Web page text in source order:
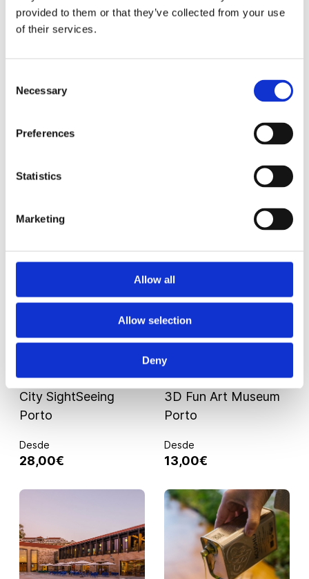
provided to them or that they’ve collected from your use
of their services.
Selection
Necessary
Preferences
Statistics
Marketing
Allow all
Allow selection
Deny
Serralves Total -
Casa
24,00€
VILA NOVA DE GAIA
Pacote City
PORTO
City SightSeeing
Porto
Desde
28,00€
PORTO
3D Fun Art Museum
Porto
Desde
13,00€